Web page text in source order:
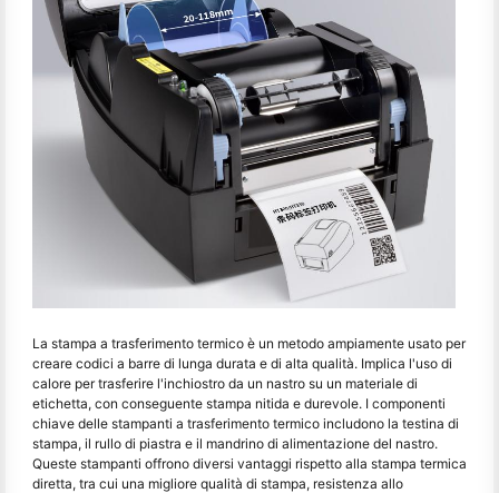
La stampa a trasferimento termico è un metodo ampiamente usato per
creare codici a barre di lunga durata e di alta qualità. Implica l'uso di
calore per trasferire l'inchiostro da un nastro su un materiale di
etichetta, con conseguente stampa nitida e durevole. I componenti
chiave delle stampanti a trasferimento termico includono la testina di
stampa, il rullo di piastra e il mandrino di alimentazione del nastro.
Queste stampanti offrono diversi vantaggi rispetto alla stampa termica
diretta, tra cui una migliore qualità di stampa, resistenza allo